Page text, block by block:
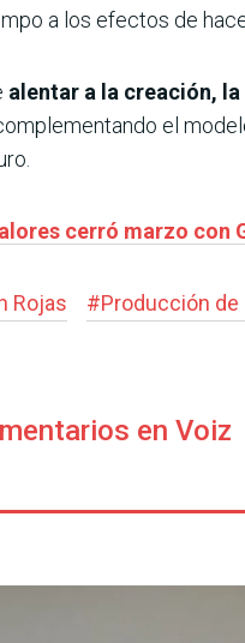
a los efectos de
alentar a la creación,
el
cerró marzo con
Rojas #Producción
en Voiz